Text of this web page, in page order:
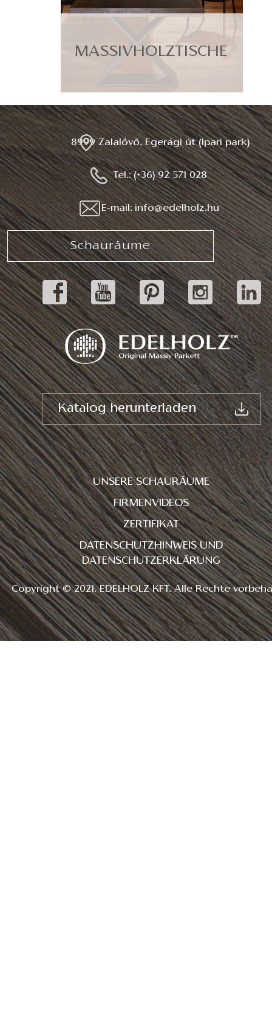
MASSIVHOLZTISCHE
8999 Zalalövő, Egerági út (Ipari park)
Tel.: (+36) 92 571 028
E-mail: info@edelholz.hu
Schauräume
Katalog herunterladen
UNSERE SCHAURÄUME
FIRMENVIDEOS
ZERTIFIKAT
DATENSCHUTZHINWEIS UND
DATENSCHUTZERKLÄRUNG
Copyright © 2021. EDELHOLZ KFT. Alle Rechte